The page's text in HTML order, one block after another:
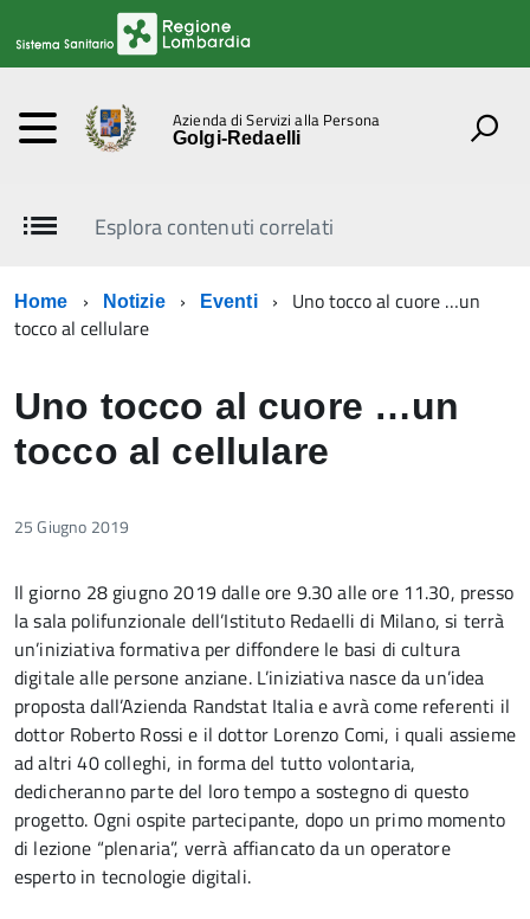
Azienda di Servizi alla Persona
Golgi-Redaelli
Esplora contenuti correlati
Home Notizie Eventi
Uno tocco al cuore …un
tocco al cellulare
Uno tocco al cuore …un
tocco al cellulare
25 Giugno 2019
Il giorno 28 giugno 2019 dalle ore 9.30 alle ore 11.30, presso
la sala polifunzionale dell’Istituto Redaelli di Milano, si terrà
un’iniziativa formativa per diffondere le basi di cultura
digitale alle persone anziane. L’iniziativa nasce da un’idea
proposta dall’Azienda Randstat Italia e avrà come referenti il
dottor Roberto Rossi e il dottor Lorenzo Comi, i quali assieme
ad altri 40 colleghi, in forma del tutto volontaria,
dedicheranno parte del loro tempo a sostegno di questo
progetto. Ogni ospite partecipante, dopo un primo momento
di lezione “plenaria”, verrà affiancato da un operatore
esperto in tecnologie digitali.